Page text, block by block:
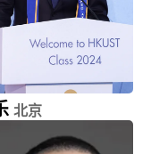
北京